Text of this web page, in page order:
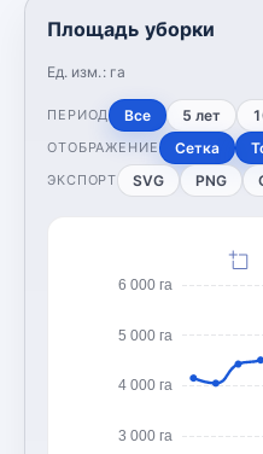
Площадь уборки
Ед. изм.: га
ПЕРИОД Все 5 лет
ОТОБРАЖЕНИЕ Сетка
ЭКСПОРТ SVG PNG
3 000 га
4 000 га
5 000 га
6 000 га